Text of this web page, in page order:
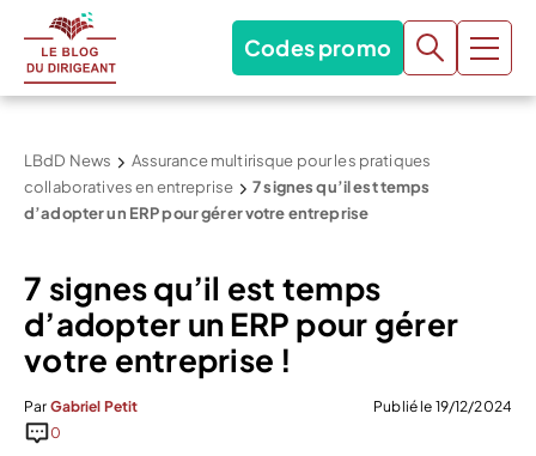
Codes promo
LBdD News
Assurance multirisque pour les pratiques
collaboratives en entreprise
7 signes qu’il est temps
d’adopter un ERP pour gérer votre entreprise
7 signes qu’il est temps
d’adopter un ERP pour gérer
votre entreprise !
Par Gabriel Petit
Publié le 19/12/2024
0